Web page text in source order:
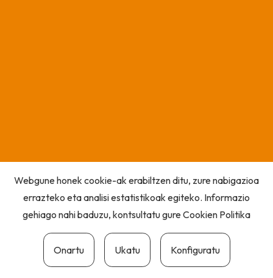
Webgune honek cookie-ak erabiltzen ditu, zure nabigazioa
errazteko eta analisi estatistikoak egiteko. Informazio
gehiago nahi baduzu, kontsultatu gureCookien Politika
Onartu Ukatu Konfiguratu